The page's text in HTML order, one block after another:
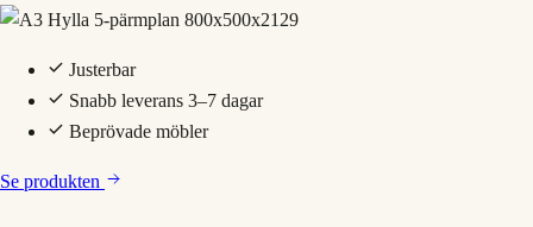
Justerbar
Snabb leverans 3–7 dagar
Beprövade möbler
Se produkten